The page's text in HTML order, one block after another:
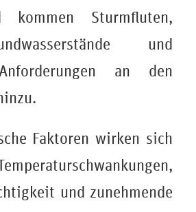
kommen Sturmfluten,
und
an den
Faktoren wirken sich
und zunehmende